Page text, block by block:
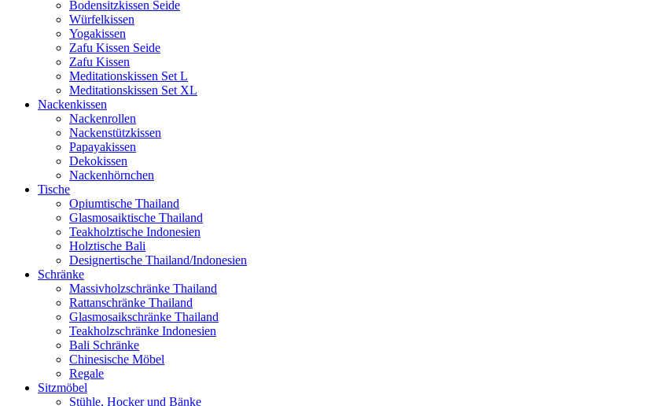
Bodensitzkissen Seide
Würfelkissen
Yogakissen
Zafu Kissen Seide
Zafu Kissen
Meditationskissen Set L
Meditationskissen Set XL
Nackenkissen
Nackenrollen
Nackenstützkissen
Papayakissen
Dekokissen
Nackenhörnchen
Tische
Opiumtische Thailand
Glasmosaiktische Thailand
Teakholztische Indonesien
Holztische Bali
Designertische Thailand/Indonesien
Schränke
Massivholzschränke Thailand
Rattanschränke Thailand
Glasmosaikschränke Thailand
Teakholzschränke Indonesien
Bali Schränke
Chinesische Möbel
Regale
Sitzmöbel
Stühle, Hocker und Bänke